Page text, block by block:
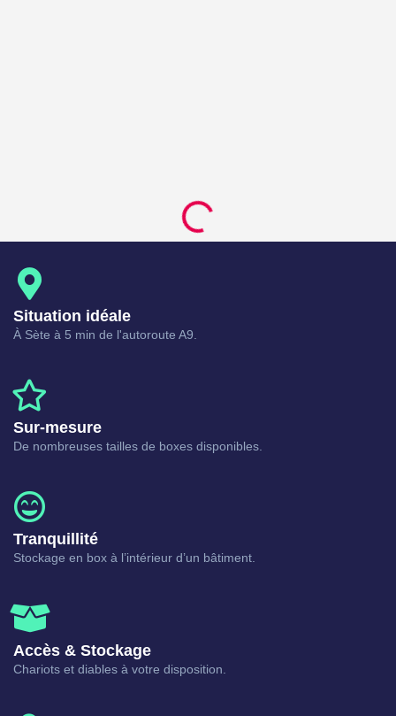
Situation idéale
À Sète à 5 min de l'autoroute A9.
Sur-mesure
De nombreuses tailles de boxes disponibles.
Tranquillité
Stockage en box à l’intérieur d’un bâtiment.
Accès & Stockage
Chariots et diables à votre disposition.